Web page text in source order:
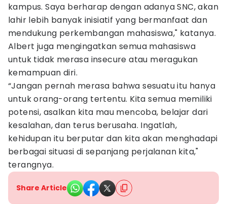
kampus. Saya berharap dengan adanya SNC, akan
lahir lebih banyak inisiatif yang bermanfaat dan
mendukung perkembangan mahasiswa," katanya.
Albert juga mengingatkan semua mahasiswa
untuk tidak merasa insecure atau meragukan
kemampuan diri.
“Jangan pernah merasa bahwa sesuatu itu hanya
untuk orang-orang tertentu. Kita semua memiliki
potensi, asalkan kita mau mencoba, belajar dari
kesalahan, dan terus berusaha. Ingatlah,
kehidupan itu berputar dan kita akan menghadapi
berbagai situasi di sepanjang perjalanan kita,"
terangnya.
Share Article